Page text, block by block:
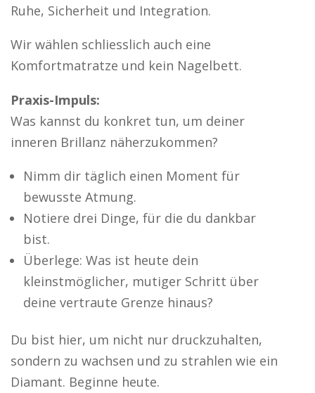
Ruhe, Sicherheit und Integration.
Wir wählen schliesslich auch eine
Komfortmatratze und kein Nagelbett.
Praxis-Impuls:
Was kannst du konkret tun, um deiner
inneren Brillanz näherzukommen?
Nimm dir täglich einen Moment für
bewusste Atmung.
Notiere drei Dinge, für die du dankbar
bist.
Überlege: Was ist heute dein
kleinstmöglicher, mutiger Schritt über
deine vertraute Grenze hinaus?
Du bist hier, um nicht nur druckzuhalten,
sondern zu wachsen und zu strahlen wie ein
Diamant. Beginne heute.